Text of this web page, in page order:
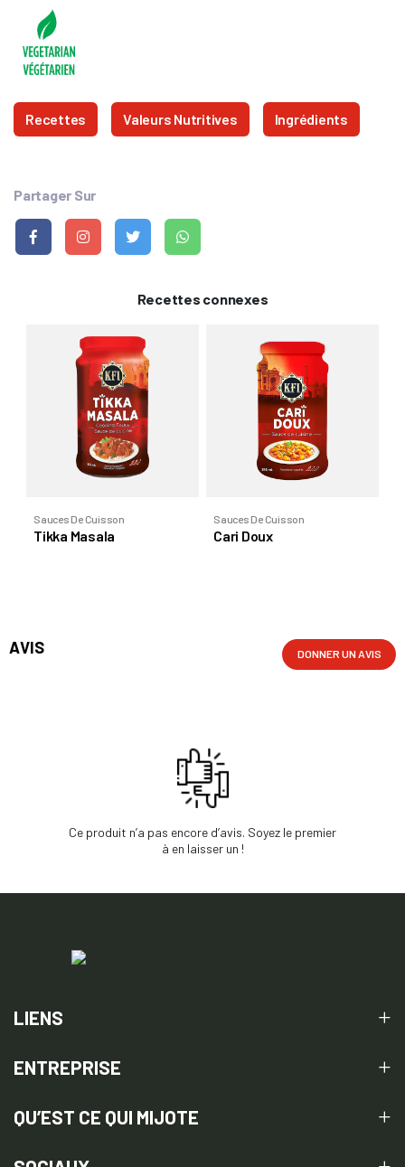
Recettes Valeurs Nutritives Ingrédients
Partager Sur
Recettes connexes
Sauces De Cuisson
Tikka Masala
Sauces De Cuisson
Cari Doux
AVIS DONNER UN AVIS
Ce produit n’a pas encore d’avis. Soyez le premier
à en laisser un !
LIENS
ENTREPRISE
QU’EST CE QUI MIJOTE